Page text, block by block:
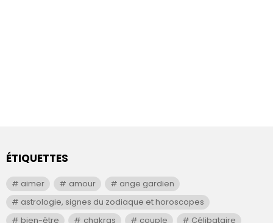
ÉTIQUETTES
aimer amour
ange gardien
astrologie, signes du zodiaque et horoscopes
bien-être
chakras couple Célibataire